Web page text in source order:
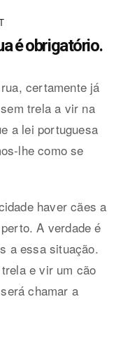
é obrigatório.
certamente já
trela a vir na
a lei portuguesa
lhe como se
haver cães a
A verdade é
a essa situação.
e vir um cão
chamar a